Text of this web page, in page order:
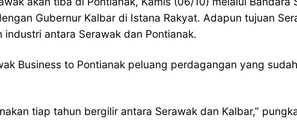
Gubernur Kalbar di Istana Rakyat. Adapun tujuan
antara Serawak dan Pontianak.
Business to Pontianak peluang perdagangan yang
tiap tahun bergilir antara Serawak dan Kalbar,”